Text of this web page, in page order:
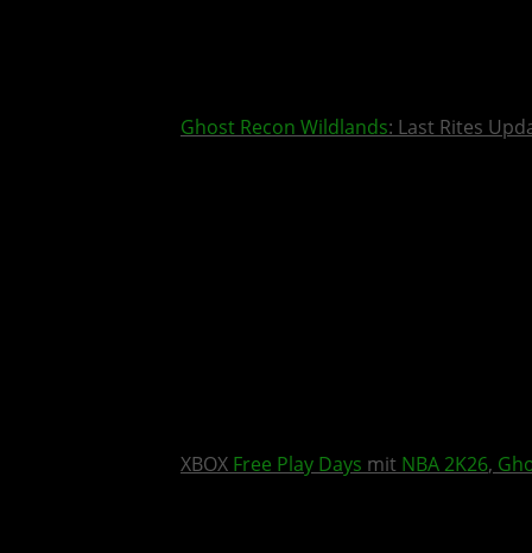
Ghost Recon Wildlands: Last Rites
XBOX Free Play Days mit NBA 2K26,